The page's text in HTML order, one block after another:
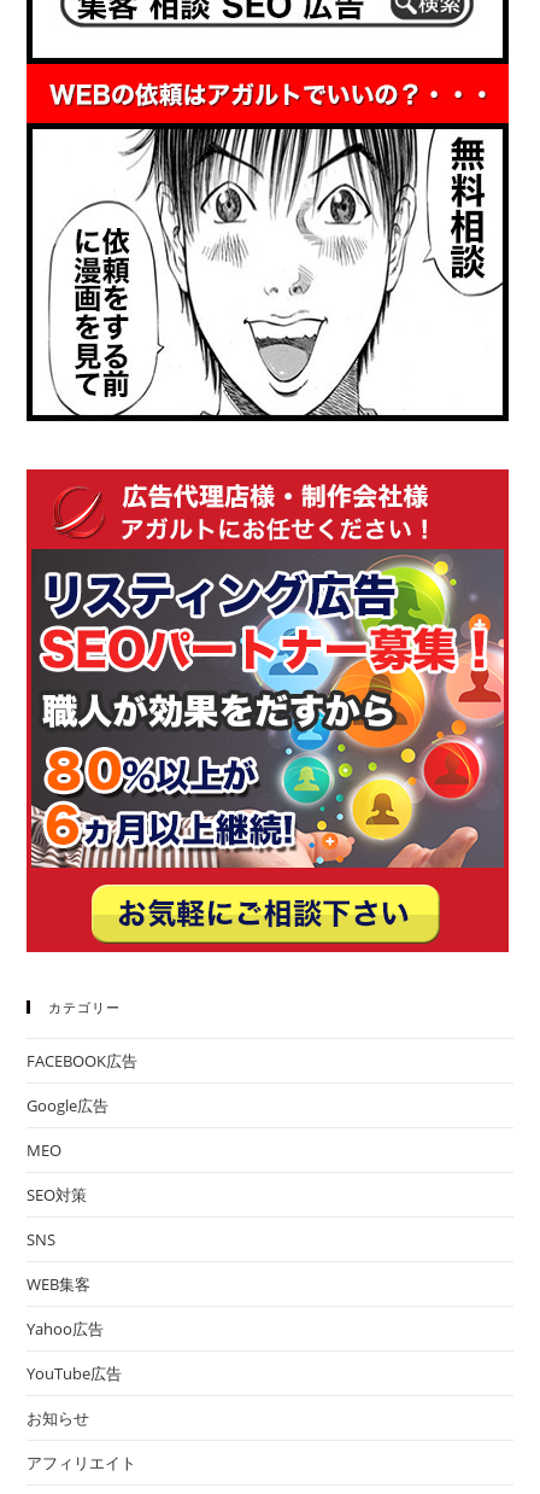
カテゴリー
FACEBOOK広告
Google広告
MEO
SEO対策
SNS
WEB集客
Yahoo広告
YouTube広告
お知らせ
アフィリエイト